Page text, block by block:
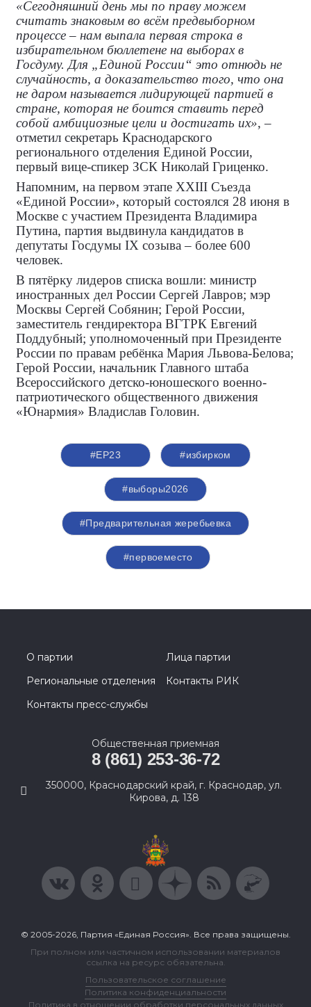
«Сегодняшний день мы по праву можем
считать знаковым во всём предвыборном
процессе – нам выпала первая строка в
избирательном бюллетене на выборах в
Госдуму. Для „Единой России“ это отнюдь не
случайность, а доказательство того, что она
не даром называется лидирующей партией в
стране, которая не боится ставить перед
собой амбициозные цели и достигать их», –
отметил секретарь Краснодарского
регионального отделения Единой России,
первый вице-спикер ЗСК Николай Гриценко.
Напомним, на первом этапе XXIII Съезда
«Единой России», который состоялся 28 июня в
Москве с участием Президента Владимира
Путина, партия выдвинула кандидатов в
депутаты Госдумы IX созыва – более 600
человек.
В пятёрку лидеров списка вошли: министр
иностранных дел России Сергей Лавров; мэр
Москвы Сергей Собянин; Герой России,
заместитель гендиректора ВГТРК Евгений
Поддубный; уполномоченный при Президенте
России по правам ребёнка Мария Львова-Белова;
Герой России, начальник Главного штаба
Всероссийского детско-юношеского военно-
патриотического общественного движения
«Юнармия» Владислав Головин.
#ЕР23 #избирком
#выборы2026
#Предварительная жеребьевка
#первоеместо
О партии
Лица партии
Региональные отделения
Контакты РИК
Контакты пресс-службы
Общественная приемная
8 (861) 253-36-72
350000, Краснодарский край, г. Краснодар, ул.
Кирова, д. 138
© 2005-2026, Партия «Единая Россия». Все права защищены.
При полном или частичном использовании материалов
ссылка на ресурс обязательна.
Пользовательское соглашение
Политика конфиденциальности
Политика в отношении обработки персональных данных